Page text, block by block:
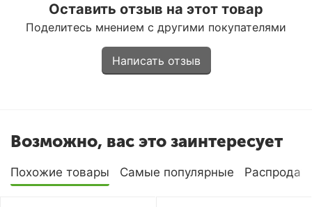
Оставить отзыв на этот товар
Поделитесь мнением с другими покупателями
Написать отзыв
Возможно, вас это заинтересует
Похожие товары Самые популярные